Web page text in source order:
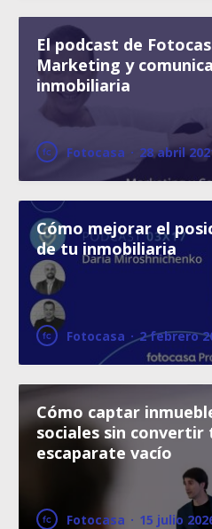
El podcast de
Marketing y
inmobiliaria
Fotocasa · 28 abril
Cómo mejorar el
de tu inmobiliaria
Fotocasa · 2 febrero
Cómo captar
sociales sin convertir
escaparate vacío
Fotocasa · 15 julio